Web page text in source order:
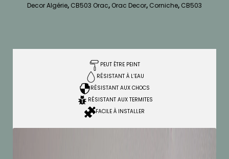
Decor Algérie, CB503 Orac, Orac Decor, Corniche, CB503
PEUT ÊTRE PEINT
RÉSISTANT À L’EAU
RÉSISTANT AUX CHOCS
RÉSISTANT AUX TERMITES
FACILE À INSTALLER